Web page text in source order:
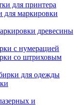
для принтера
для маркировки
древесины
с нумерацией
со штриховым
для одежды
и